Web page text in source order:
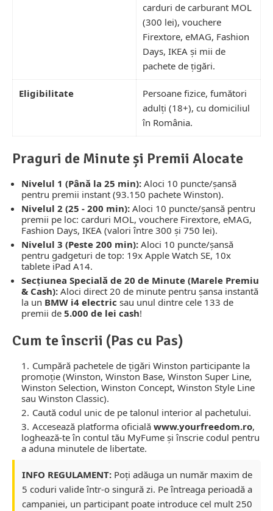
carduri de carburant MOL
(300 lei), vouchere
Firextore, eMAG, Fashion
Days, IKEA și mii de
pachete de țigări.
Eligibilitate
Persoane fizice, fumători
adulți (18+), cu domiciliul
în România.
Praguri de Minute și Premii Alocate
Nivelul 1 (Până la 25 min): Aloci 10 puncte/șansă
pentru premii instant (93.150 pachete Winston).
Nivelul 2 (25 - 200 min): Aloci 10 puncte/șansă pentru
premii pe loc: carduri MOL, vouchere Firextore, eMAG,
Fashion Days, IKEA (valori între 300 și 750 lei).
Nivelul 3 (Peste 200 min): Aloci 10 puncte/șansă
pentru gadgeturi de top: 19x Apple Watch SE, 10x
tablete iPad A14.
Secțiunea Specială de 20 de Minute (Marele Premiu
& Cash): Aloci direct 20 de minute pentru șansa instantă
la un BMW i4 electric sau unul dintre cele 133 de
premii de 5.000 de lei cash!
Cum te înscrii (Pas cu Pas)
Cumpără pachetele de țigări Winston participante la
promoție (Winston, Winston Base, Winston Super Line,
Winston Selection, Winston Concept, Winston Style Line
sau Winston Classic).
Caută codul unic de pe talonul interior al pachetului.
Accesează platforma oficială www.yourfreedom.ro,
loghează-te în contul tău MyFume și înscrie codul pentru
a aduna minutele de libertate.
INFO REGULAMENT: Poți adăuga un număr maxim de
5 coduri valide într-o singură zi. Pe întreaga perioadă a
campaniei, un participant poate introduce cel mult 250